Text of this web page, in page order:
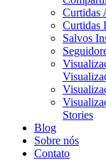
Curtidas
Curtidas
Salvos
Stories
Blog
Sobre nós
Contato